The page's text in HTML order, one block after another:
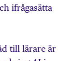
ifrågasätta
till lärare är